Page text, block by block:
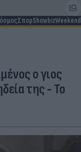
ΣπορShowbizWeekend
ο γιος
της - Το